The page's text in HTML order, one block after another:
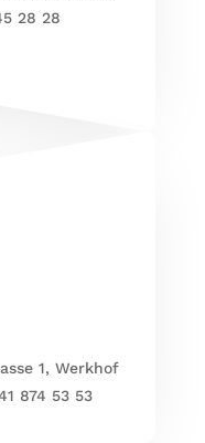
28 28
1, Werkhof
874 53 53